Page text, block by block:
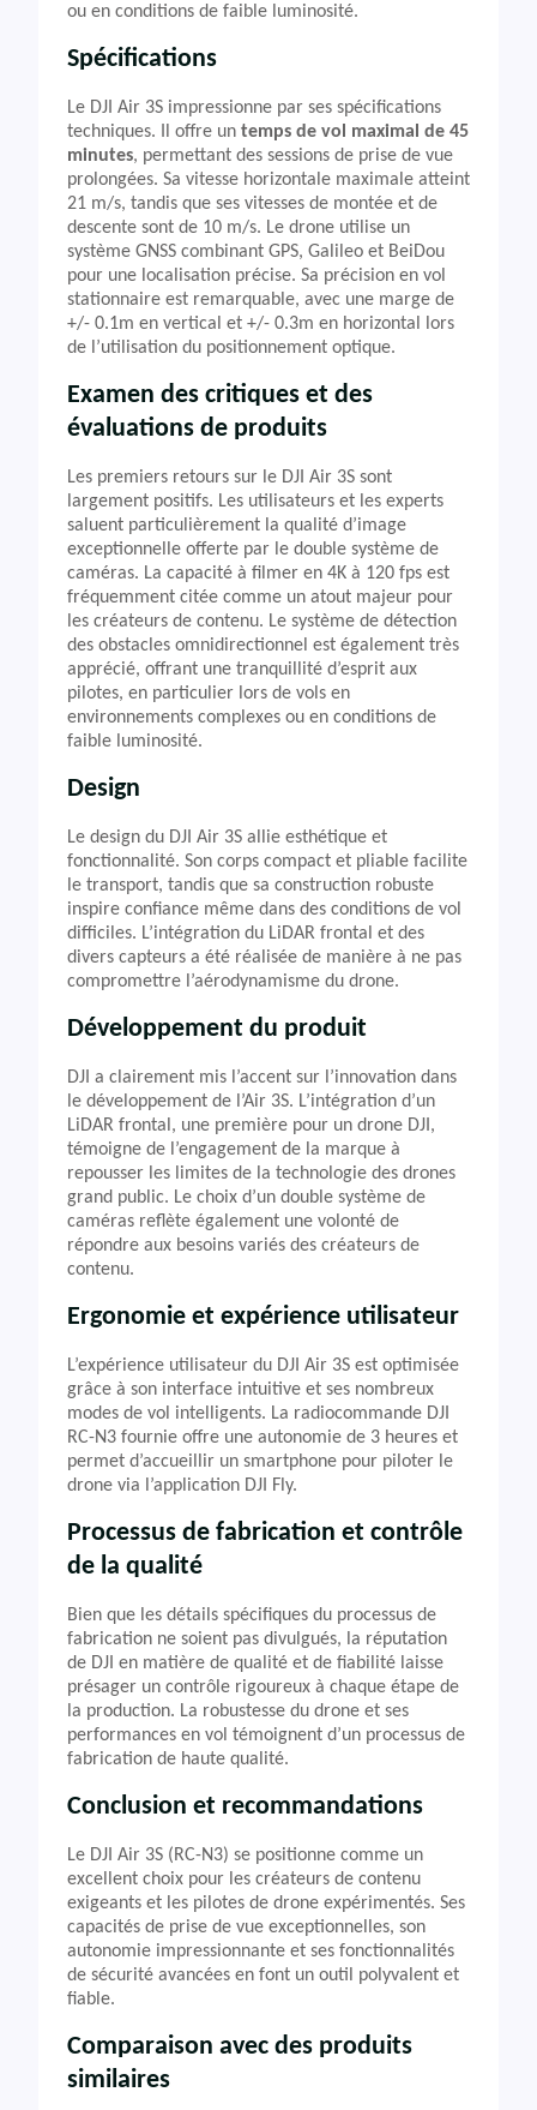
ou en conditions de faible luminosité.
Spécifications
Le DJI Air 3S impressionne par ses spécifications
techniques. Il offre un temps de vol maximal de 45
minutes, permettant des sessions de prise de vue
prolongées. Sa vitesse horizontale maximale atteint
21 m/s, tandis que ses vitesses de montée et de
descente sont de 10 m/s. Le drone utilise un
système GNSS combinant GPS, Galileo et BeiDou
pour une localisation précise. Sa précision en vol
stationnaire est remarquable, avec une marge de
+/- 0.1m en vertical et +/- 0.3m en horizontal lors
de l’utilisation du positionnement optique.
Examen des critiques et des
évaluations de produits
Les premiers retours sur le DJI Air 3S sont
largement positifs. Les utilisateurs et les experts
saluent particulièrement la qualité d’image
exceptionnelle offerte par le double système de
caméras. La capacité à filmer en 4K à 120 fps est
fréquemment citée comme un atout majeur pour
les créateurs de contenu. Le système de détection
des obstacles omnidirectionnel est également très
apprécié, offrant une tranquillité d’esprit aux
pilotes, en particulier lors de vols en
environnements complexes ou en conditions de
faible luminosité.
Design
Le design du DJI Air 3S allie esthétique et
fonctionnalité. Son corps compact et pliable facilite
le transport, tandis que sa construction robuste
inspire confiance même dans des conditions de vol
difficiles. L’intégration du LiDAR frontal et des
divers capteurs a été réalisée de manière à ne pas
compromettre l’aérodynamisme du drone.
Développement du produit
DJI a clairement mis l’accent sur l’innovation dans
le développement de l’Air 3S. L’intégration d’un
LiDAR frontal, une première pour un drone DJI,
témoigne de l’engagement de la marque à
repousser les limites de la technologie des drones
grand public. Le choix d’un double système de
caméras reflète également une volonté de
répondre aux besoins variés des créateurs de
contenu.
Ergonomie et expérience utilisateur
L’expérience utilisateur du DJI Air 3S est optimisée
grâce à son interface intuitive et ses nombreux
modes de vol intelligents. La radiocommande DJI
RC-N3 fournie offre une autonomie de 3 heures et
permet d’accueillir un smartphone pour piloter le
drone via l’application DJI Fly.
Processus de fabrication et contrôle
de la qualité
Bien que les détails spécifiques du processus de
fabrication ne soient pas divulgués, la réputation
de DJI en matière de qualité et de fiabilité laisse
présager un contrôle rigoureux à chaque étape de
la production. La robustesse du drone et ses
performances en vol témoignent d’un processus de
fabrication de haute qualité.
Conclusion et recommandations
Le DJI Air 3S (RC-N3) se positionne comme un
excellent choix pour les créateurs de contenu
exigeants et les pilotes de drone expérimentés. Ses
capacités de prise de vue exceptionnelles, son
autonomie impressionnante et ses fonctionnalités
de sécurité avancées en font un outil polyvalent et
fiable.
Comparaison avec des produits
similaires